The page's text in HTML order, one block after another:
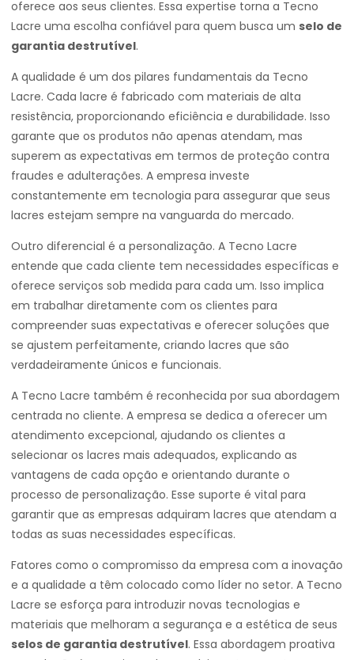
oferece aos seus clientes. Essa expertise torna a Tecno
Lacre uma escolha confiável para quem busca um selo de
garantia destrutível.
A qualidade é um dos pilares fundamentais da Tecno
Lacre. Cada lacre é fabricado com materiais de alta
resistência, proporcionando eficiência e durabilidade. Isso
garante que os produtos não apenas atendam, mas
superem as expectativas em termos de proteção contra
fraudes e adulterações. A empresa investe
constantemente em tecnologia para assegurar que seus
lacres estejam sempre na vanguarda do mercado.
Outro diferencial é a personalização. A Tecno Lacre
entende que cada cliente tem necessidades específicas e
oferece serviços sob medida para cada um. Isso implica
em trabalhar diretamente com os clientes para
compreender suas expectativas e oferecer soluções que
se ajustem perfeitamente, criando lacres que são
verdadeiramente únicos e funcionais.
A Tecno Lacre também é reconhecida por sua abordagem
centrada no cliente. A empresa se dedica a oferecer um
atendimento excepcional, ajudando os clientes a
selecionar os lacres mais adequados, explicando as
vantagens de cada opção e orientando durante o
processo de personalização. Esse suporte é vital para
garantir que as empresas adquiram lacres que atendam a
todas as suas necessidades específicas.
Fatores como o compromisso da empresa com a inovação
e a qualidade a têm colocado como líder no setor. A Tecno
Lacre se esforça para introduzir novas tecnologias e
materiais que melhoram a segurança e a estética de seus
selos de garantia destrutível. Essa abordagem proativa